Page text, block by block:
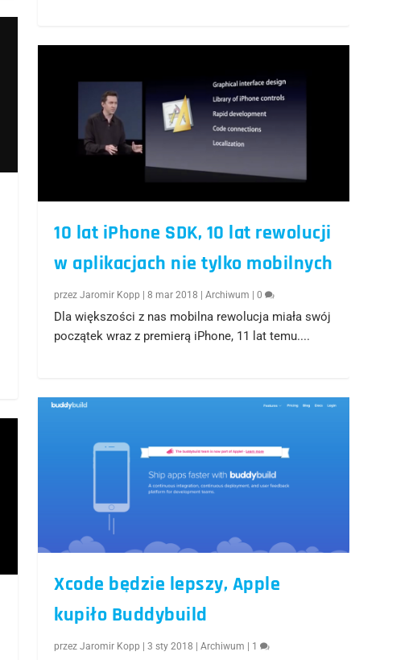
10 lat iPhone SDK, 10 lat rewolucji
w aplikacjach nie tylko mobilnych
przezJaromir Kopp |8 mar 2018 |Archiwum |0
Dla większości z nas mobilna rewolucja miała swój
początek wraz z premierą iPhone, 11 lat temu....
Xcode będzie lepszy, Apple
kupiło Buddybuild
przezJaromir Kopp |3 sty 2018 |Archiwum | 1